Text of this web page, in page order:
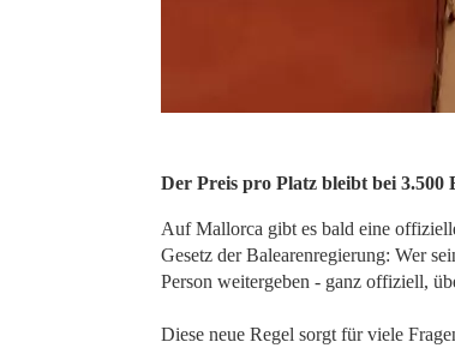
Der Preis pro Platz bleibt bei
Auf Mallorca gibt es bald eine
Gesetz der Balearenregierung: Wer
Person weitergeben - ganz offiziell,
Diese neue Regel sorgt für viele